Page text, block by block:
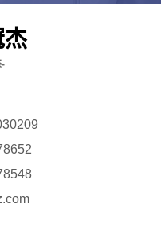
杰
-